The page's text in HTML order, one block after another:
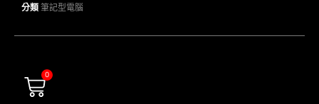
分類 筆記型電腦
0